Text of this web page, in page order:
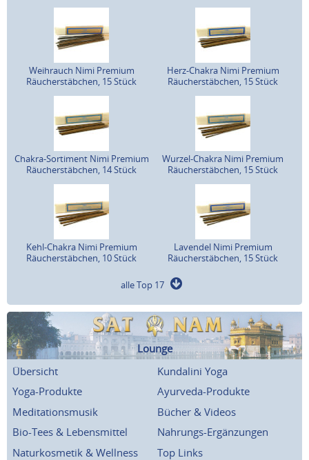
Weihrauch Nimi Premium
Räucherstäbchen, 15 Stück
Herz-Chakra Nimi Premium
Räucherstäbchen, 15 Stück
Chakra-Sortiment Nimi Premium
Räucherstäbchen, 14 Stück
Wurzel-Chakra Nimi Premium
Räucherstäbchen, 15 Stück
Kehl-Chakra Nimi Premium
Räucherstäbchen, 10 Stück
Lavendel Nimi Premium
Räucherstäbchen, 15 Stück
alle Top 17
Lounge
Übersicht
Kundalini Yoga
Yoga-Produkte
Ayurveda-Produkte
Meditationsmusik
Bücher & Videos
Bio-Tees & Lebensmittel
Nahrungs-Ergänzungen
Naturkosmetik & Wellness
Top Links